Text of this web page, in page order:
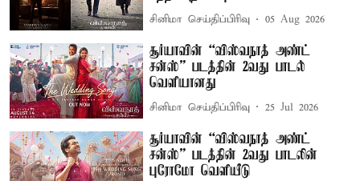
சினிமா செய்திப்பிரிவு 05 Aug 2026
சூர்யாவின் “விஸ்வநாத் அண்ட்
சன்ஸ்” படத்தின் 2வது பாடல்
வெளியானது
சினிமா செய்திப்பிரிவு 25 Jul 2026
சூர்யாவின் “விஸ்வநாத் அண்ட்
சன்ஸ்” படத்தின் 2வது பாடலின்
புரோமோ வெளியீடு